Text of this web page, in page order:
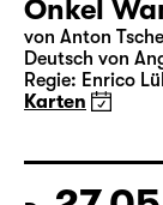
Mi
19:30 Große
Onkel
Regie: Enrico
Karten